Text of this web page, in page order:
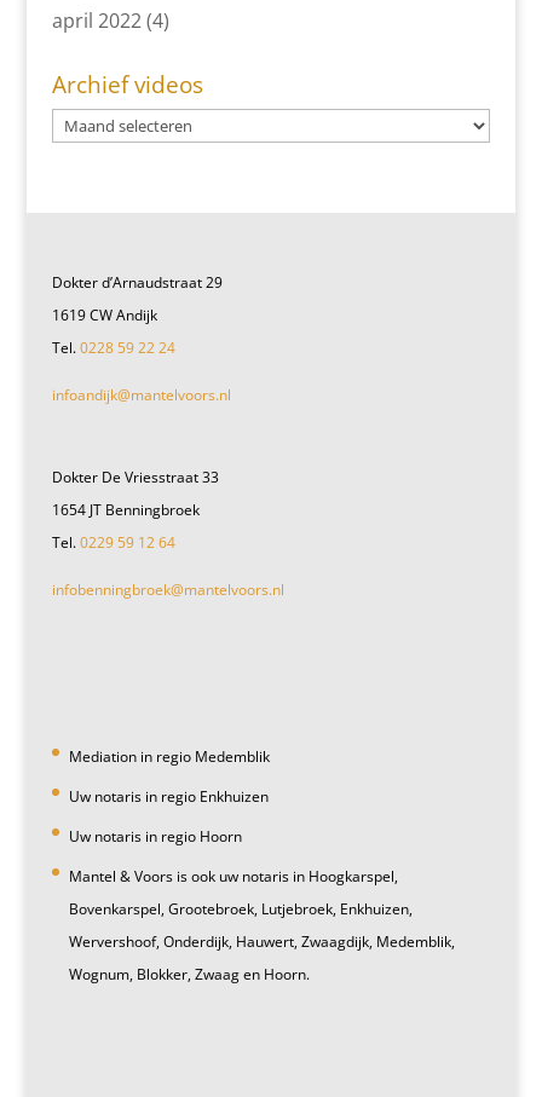
april 2022(4)
Archief videos
Dokter d’Arnaudstraat 29
1619 CW Andijk
Tel.0228 59 22 24
infoandijk@mantelvoors.nl
Dokter De Vriesstraat 33
1654 JT Benningbroek
Tel.0229 59 12 64
infobenningbroek@mantelvoors.nl
Mediation in regio Medemblik
Uw notaris in regio Enkhuizen
Uw notaris in regio Hoorn
Mantel & Voors is ook uw notaris in Hoogkarspel,
Bovenkarspel, Grootebroek, Lutjebroek, Enkhuizen,
Wervershoof, Onderdijk, Hauwert, Zwaagdijk, Medemblik,
Wognum, Blokker, Zwaag en Hoorn.